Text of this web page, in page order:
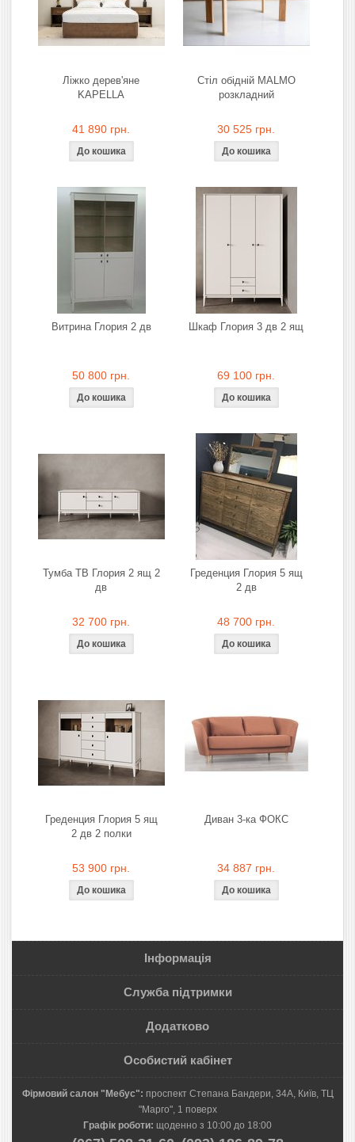
Ліжко дерев'яне
KAPELLA
41 890 грн.
Стіл обідній MALMO
розкладний
30 525 грн.
Витрина Глория 2 дв
50 800 грн.
Шкаф Глория 3 дв 2 ящ
69 100 грн.
Тумба ТВ Глория 2 ящ 2
дв
32 700 грн.
Греденция Глория 5 ящ
2 дв
48 700 грн.
Греденция Глория 5 ящ
2 дв 2 полки
53 900 грн.
Диван 3-ка ФОКС
34 887 грн.
Інформація
Служба підтримки
Додатково
Особистий кабінет
Фірмовий салон "Мебус": проспект Степана Бандери, 34А, Київ, ТЦ
"Марго", 1 поверх
Графік роботи: щоденно з 10:00 до 18:00